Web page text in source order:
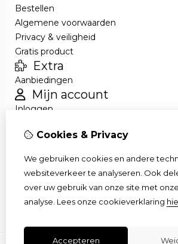
Bestellen
Algemene voorwaarden
Privacy & veiligheid
Gratis product
Extra
Aanbiedingen
Mijn account
Inloggen
Nieuwsbrief
Klantenservice
Contact
Cookies & Privacy
We gebruiken cookies en andere
websiteverkeer te analyseren. Ook
over uw gebruik van onze site met
analyse. Lees onze cookieverklaring
Accepteren